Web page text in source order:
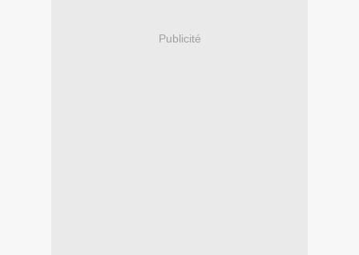
Publicité